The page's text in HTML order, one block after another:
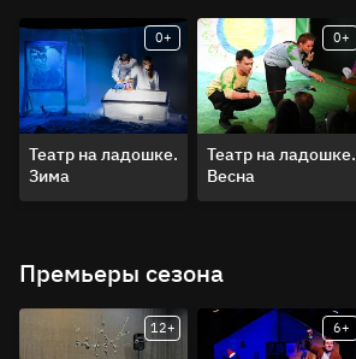
0+
Театр на ладошке.
Зима
0+
Театр на ладошке.
Весна
Премьеры сезона
12+ 6+